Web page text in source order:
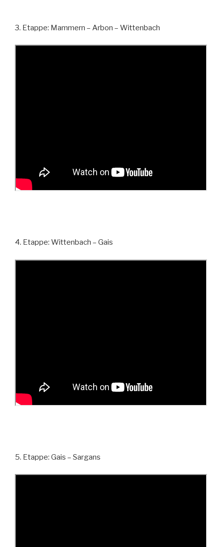
3. Etappe: Mammern – Arbon – Wittenbach
4. Etappe: Wittenbach – Gais
5. Etappe: Gais – Sargans